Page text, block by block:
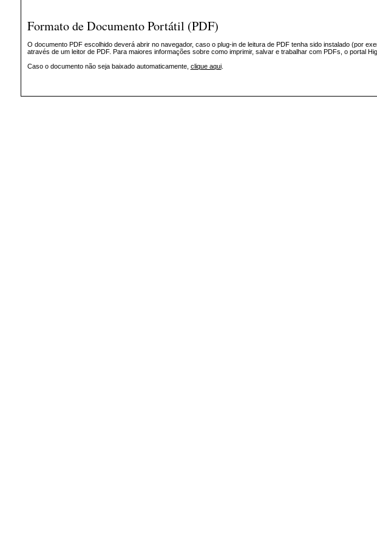
Formato de Documento Portátil (PDF)
O documento PDF escolhido deverá abrir no navegador, caso o plug-in de leitura de PDF tenha sido instalado (por
através de um leitor de PDF. Para maiores informações sobre como imprimir, salvar e trabalhar com PDFs, o portal
Caso o documento não seja baixado automaticamente, clique aqui.